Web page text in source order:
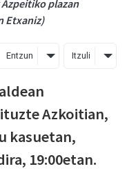
plazan
Etxaniz)
Entzun Itzuli
Azkoitian,
kasuetan,
19:00etan.